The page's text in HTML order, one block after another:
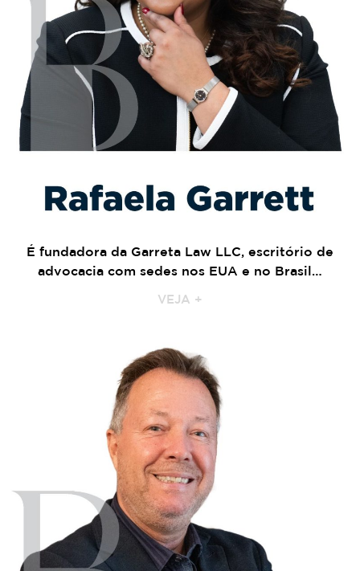
É fundadora da Garreta Law LLC, escritório de
advocacia com sedes nos EUA e no Brasil…
VEJA +